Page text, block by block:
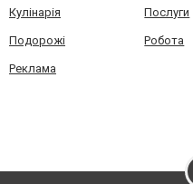
Кулінарія Послуги
Подорожі Робота
Реклама